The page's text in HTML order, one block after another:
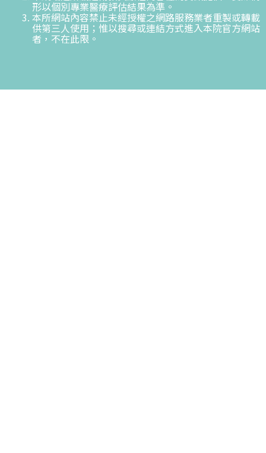
形以個別專業醫療評估結果為準。
本所網站內容禁止未經授權之網路服務業者重製或轉載
供第三人使用；惟以搜尋或連結方式進入本院官方網站
者，不在此限。